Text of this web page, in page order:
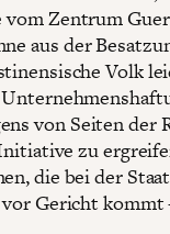
Zentrum
aus der
Volk
von Seiten
zu
die bei der
Gericht kommt